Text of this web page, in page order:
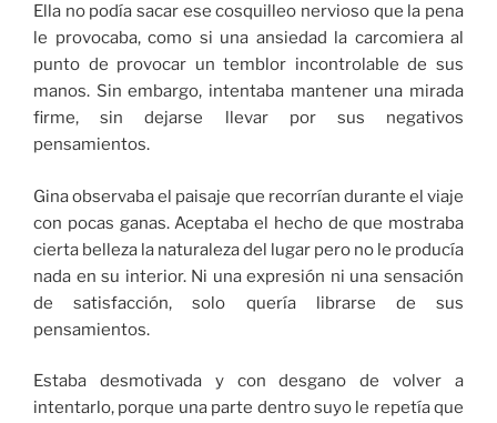
Ella no podía sacar ese cosquilleo nervioso que la pena
le provocaba, como si una ansiedad la carcomiera al
punto de provocar un temblor incontrolable de sus
manos. Sin embargo, intentaba mantener una mirada
firme, sin dejarse llevar por sus negativos
pensamientos.
Gina observaba el paisaje que recorrían durante el viaje
con pocas ganas. Aceptaba el hecho de que mostraba
cierta belleza la naturaleza del lugar pero no le producía
nada en su interior. Ni una expresión ni una sensación
de satisfacción, solo quería librarse de sus
pensamientos.
Estaba desmotivada y con desgano de volver a
intentarlo, porque una parte dentro suyo le repetía que